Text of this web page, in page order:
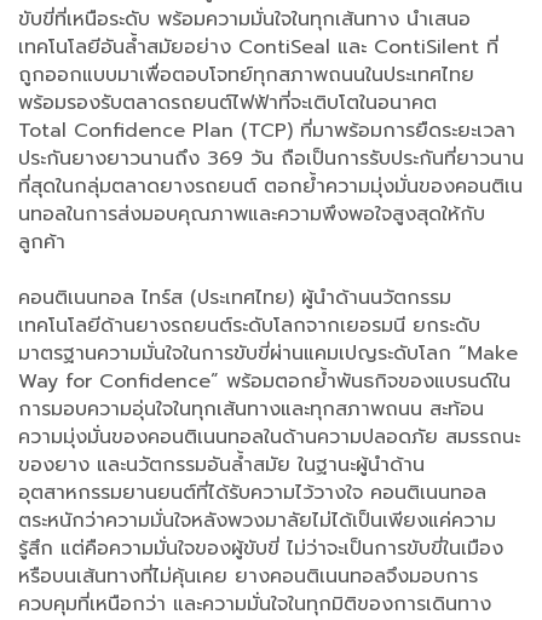
ขับขี่ที่เหนือระดับ พร้อมความมั่นใจในทุกเส้นทาง นำเสนอ
เทคโนโลยีอันล้ำสมัยอย่าง ContiSeal และ ContiSilent ที่
ถูกออกแบบมาเพื่อตอบโจทย์ทุกสภาพถนนในประเทศไทย
พร้อมรองรับตลาดรถยนต์ไฟฟ้าที่จะเติบโตในอนาคต
Total Confidence Plan (TCP) ที่มาพร้อมการยืดระยะเวลา
ประกันยางยาวนานถึง 369 วัน ถือเป็นการรับประกันที่ยาวนาน
ที่สุดในกลุ่มตลาดยางรถยนต์ ตอกย้ำความมุ่งมั่นของคอนติเน
นทอลในการส่งมอบคุณภาพและความพึงพอใจสูงสุดให้กับ
ลูกค้า
คอนติเนนทอล ไทร์ส (ประเทศไทย) ผู้นำด้านนวัตกรรม
เทคโนโลยีด้านยางรถยนต์ระดับโลกจากเยอรมนี ยกระดับ
มาตรฐานความมั่นใจในการขับขี่ผ่านแคมเปญระดับโลก “Make
Way for Confidence” พร้อมตอกย้ำพันธกิจของแบรนด์ใน
การมอบความอุ่นใจในทุกเส้นทางและทุกสภาพถนน สะท้อน
ความมุ่งมั่นของคอนติเนนทอลในด้านความปลอดภัย สมรรถนะ
ของยาง และนวัตกรรมอันล้ำสมัย ในฐานะผู้นำด้าน
อุตสาหกรรมยานยนต์ที่ได้รับความไว้วางใจ คอนติเนนทอล
ตระหนักว่าความมั่นใจหลังพวงมาลัยไม่ได้เป็นเพียงแค่ความ
รู้สึก แต่คือความมั่นใจของผู้ขับขี่ ไม่ว่าจะเป็นการขับขี่ในเมือง
หรือบนเส้นทางที่ไม่คุ้นเคย ยางคอนติเนนทอลจึงมอบการ
ควบคุมที่เหนือกว่า และความมั่นใจในทุกมิติของการเดินทาง